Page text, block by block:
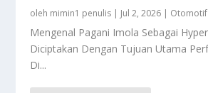
oleh mimin1 penulis | Jul 2, 2026 | Otomotif
Mengenal Pagani Imola Sebagai
Diciptakan Dengan Tujuan Utama
Di...